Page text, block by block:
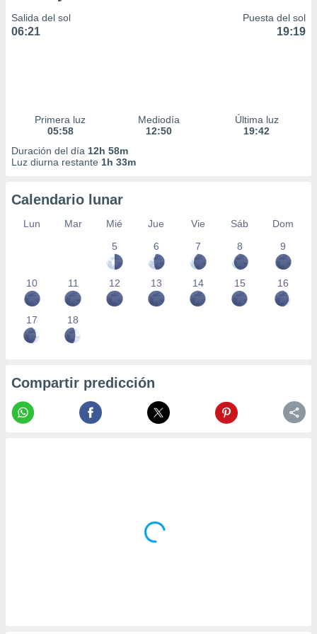
Salida del sol
06:21
Puesta del sol
19:19
Primera luz
05:58
Mediodía
12:50
Última luz
19:42
Duración del día 12h 58m
Luz diurna restante 1h 33m
Calendario lunar
Lun Mar Mié Jue Vie Sáb
Dom
5
6 7 8 9
10 11 12 13 14 15 16
17 18
Compartir predicción